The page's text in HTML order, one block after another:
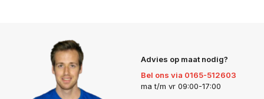
Advies op maat nodig?
Bel ons via 0165-512603
ma t/m vr 09:00-17:00